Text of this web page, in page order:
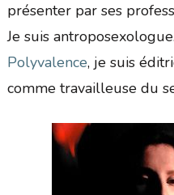
présenter par ses
Je suis
Polyvalence, je suis
comme travailleuse du